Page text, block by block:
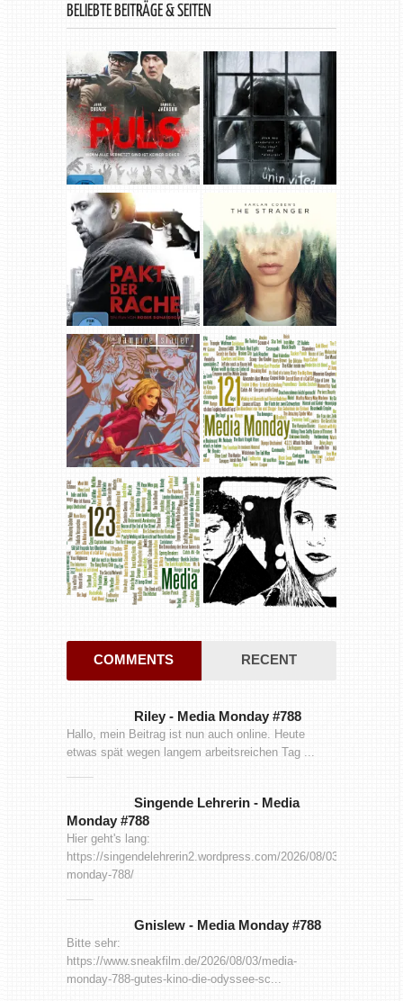
BELIEBTE BEITRÄGE & SEITEN
COMMENTS RECENT
Riley - Media Monday #788
Hallo, mein Beitrag ist nun auch online. Heute
etwas spät wegen langem arbeitsreichen Tag ...
Singende Lehrerin - Media
Monday #788
Hier geht's lang:
https://singendelehrerin2.wordpress.com/2026/08/03/media-
monday-788/
Gnislew - Media Monday #788
Bitte sehr:
https://www.sneakfilm.de/2026/08/03/media-
monday-788-gutes-kino-die-odyssee-sc...